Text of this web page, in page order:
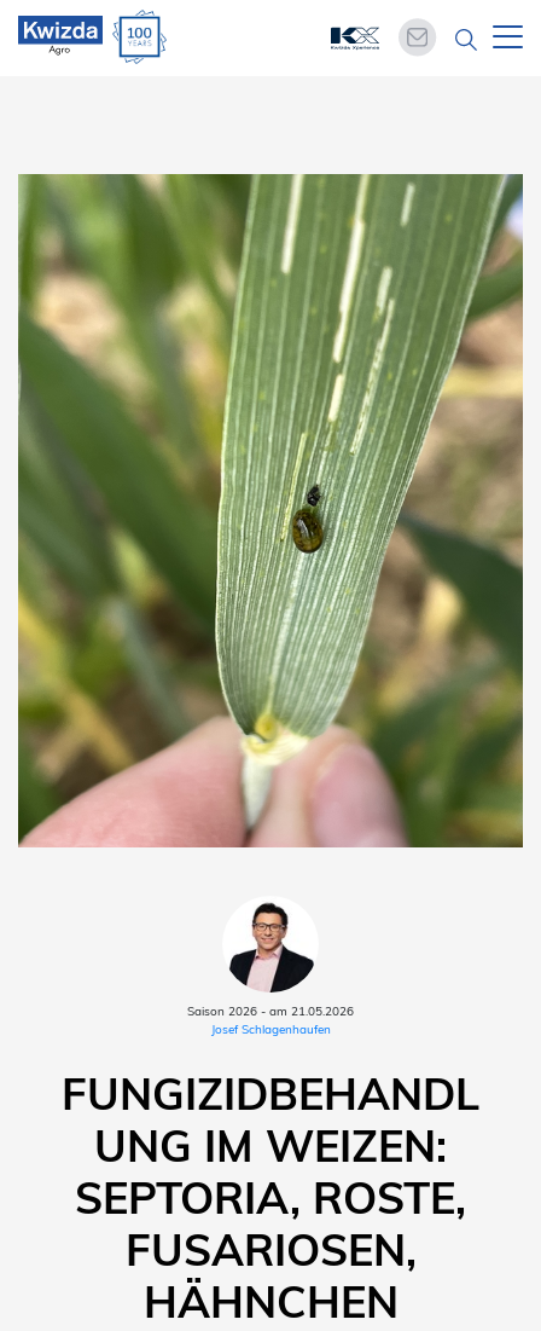
Saison 2026 - am 21.05.2026
Josef Schlagenhaufen
FUNGIZIDBEHANDL
UNG IM WEIZEN:
SEPTORIA, ROSTE,
FUSARIOSEN,
HÄHNCHEN